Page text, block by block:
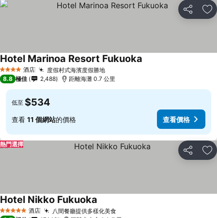
分享 放
4 星級 酒店 度假村式海濱度假勝地
Hotel Marinoa Resort Fukuoka
8.8 極佳 2,488 距離海灘 0.7 公里
低至 $534
查看 11 個網站的價格 查看價格
分享 放
熱門選擇
5 星級 酒店 八間餐廳提供多樣化美食
Hotel Nikko Fukuoka